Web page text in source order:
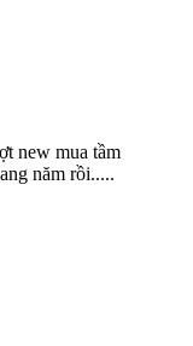
new mua tầm
năm rồi.....